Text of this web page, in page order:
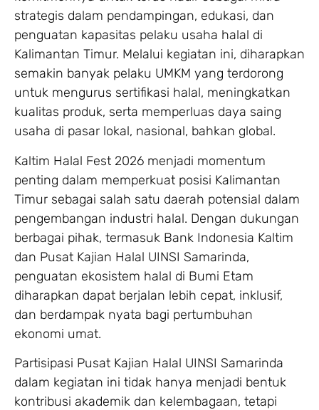
strategis dalam pendampingan, edukasi, dan
penguatan kapasitas pelaku usaha halal di
Kalimantan Timur. Melalui kegiatan ini, diharapkan
semakin banyak pelaku UMKM yang terdorong
untuk mengurus sertifikasi halal, meningkatkan
kualitas produk, serta memperluas daya saing
usaha di pasar lokal, nasional, bahkan global.
Kaltim Halal Fest 2026 menjadi momentum
penting dalam memperkuat posisi Kalimantan
Timur sebagai salah satu daerah potensial dalam
pengembangan industri halal. Dengan dukungan
berbagai pihak, termasuk Bank Indonesia Kaltim
dan Pusat Kajian Halal UINSI Samarinda,
penguatan ekosistem halal di Bumi Etam
diharapkan dapat berjalan lebih cepat, inklusif,
dan berdampak nyata bagi pertumbuhan
ekonomi umat.
Partisipasi Pusat Kajian Halal UINSI Samarinda
dalam kegiatan ini tidak hanya menjadi bentuk
kontribusi akademik dan kelembagaan, tetapi